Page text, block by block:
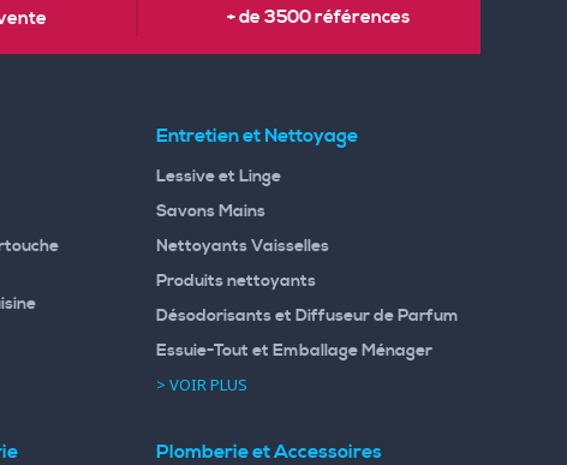
+ de 3500 références
Entretien et Nettoyage
Lessive et Linge
Savons Mains
Nettoyants Vaisselles
Produits nettoyants
Désodorisants et Diffuseur de Parfum
Essuie-Tout et Emballage Ménager
> VOIR PLUS
Plomberie et Accessoires